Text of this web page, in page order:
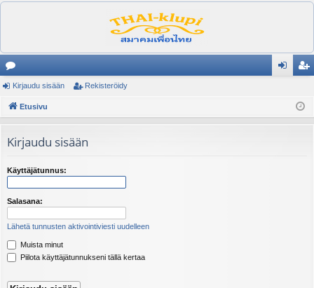
es
ku
el
ua
lu
ist
Kirjaudu sisään Rekisteröidy
Etusivu
Kirjaudu sisään
Käyttäjätunnus:
Salasana:
Lähetä tunnusten aktivointiviesti uudelleen
Muista minut
Piilota käyttäjätunnukseni tällä kertaa